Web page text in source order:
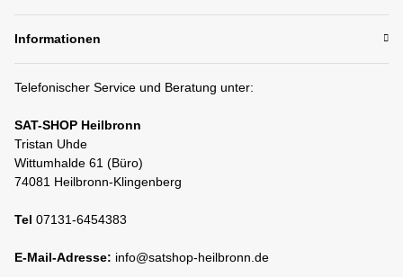
Informationen
Telefonischer Service und Beratung unter:
SAT-SHOP Heilbronn
Tristan Uhde
Wittumhalde 61 (Büro)
74081 Heilbronn-Klingenberg
Tel 07131-6454383
E-Mail-Adresse: info@satshop-heilbronn.de